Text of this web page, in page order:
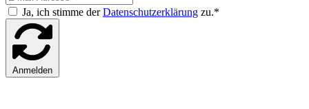
Ja, ich stimme derDatenschutzerklärung zu.*
Anmelden